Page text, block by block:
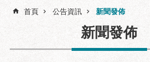
訊
服
首頁 公告資訊 新聞發佈
新聞發佈